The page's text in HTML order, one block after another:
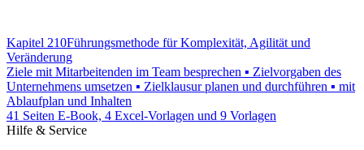
Kapitel 210Führungsmethode für Komplexität, Agilität und
Veränderung
Ziele mit Mitarbeitenden im Team besprechen ▪ Zielvorgaben des
Unternehmens umsetzen ▪ Zielklausur planen und durchführen ▪ mit
Ablaufplan und Inhalten
41 Seiten E-Book, 4 Excel-Vorlagen und 9 Vorlagen
Hilfe & Service